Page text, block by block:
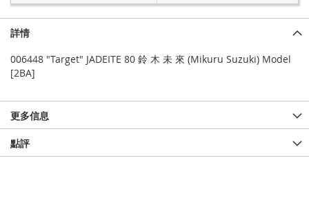
詳情
006448 "Target" JADEITE 80 鈴 木 未 來 (Mikuru Suzuki) Model
[2BA]
更多信息
點評